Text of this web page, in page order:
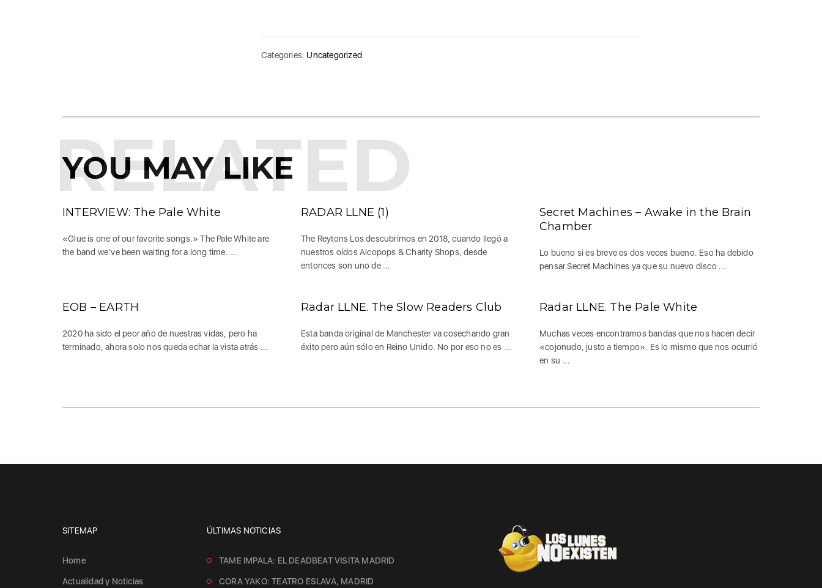
Categories: Uncategorized
YOU MAY LIKE
RELATED
INTERVIEW: The Pale White
«Glue is one of our favorite songs.» The Pale White are
the band we’ve been waiting for a long time. ...
RADAR LLNE (1)
The Reytons Los descubrimos en 2018, cuando llegó a
nuestros oídos Alcopops & Charity Shops, desde
entonces son uno de ...
Secret Machines – Awake in the Brain
Chamber
Lo bueno si es breve es dos veces bueno. Eso ha debido
pensar Secret Machines ya que su nuevo disco ...
EOB – EARTH
2020 ha sido el peor año de nuestras vidas, pero ha
terminado, ahora solo nos queda echar la vista atrás ...
Radar LLNE. The Slow Readers Club
Esta banda original de Manchester va cosechando gran
éxito pero aún sólo en Reino Unido. No por eso no es ...
Radar LLNE. The Pale White
Muchas veces encontramos bandas que nos hacen decir
«cojonudo, justo a tiempo». Es lo mismo que nos ocurrió
en su ...
SITEMAP
Home
Actualidad y Noticias
ÚLTIMAS NOTICIAS
TAME IMPALA: EL DEADBEAT VISITA MADRID
CORA YAKO: TEATRO ESLAVA, MADRID